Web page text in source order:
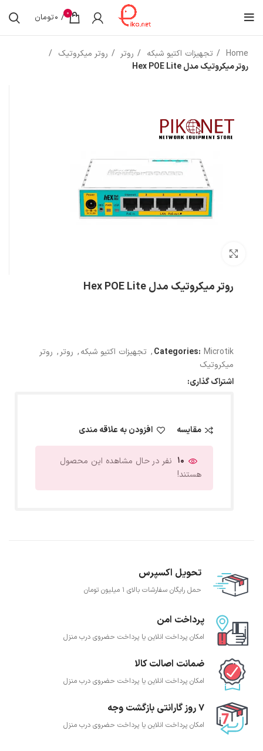
0
/
0تومان
Home تجهیزات اکتیو شبکه روتر
روتر میکروتیک
روتر میکروتیک مدل Hex POE Lite
روتر میکروتیک مدل Hex POE Lite
Categories: Microtik
, تجهیزات اکتیو شبکه, روتر , روتر
میکروتیک
اشتراک گذاری:
مقایسه افزودن به علاقه مندی
10 نفر در حال مشاهده این محصول
هستند!
تحویل اکسپرس
حمل رایگان سفارشات بالای 1 میلیون تومان
پرداخت امن
امکان پرداخت انلاین یا پرداخت حضروی درب منزل
ضمانت اصالت کالا
امکان پرداخت انلاین یا پرداخت حضروی درب منزل
7 روز گارانتی بازگشت وجه
امکان پرداخت انلاین یا پرداخت حضروی درب منزل